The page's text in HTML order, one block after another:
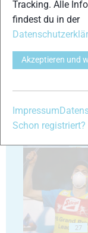
23
27
Tracking. Alle
findest du in der
Akzeptieren und
Impressum
Schon